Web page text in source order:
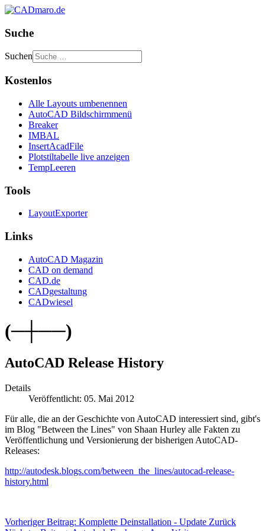
Suche
Suchen
Kostenlos
Alle Layouts umbenennen
AutoCAD Bildschirmmenü
Breaker
IMBAL
InsertAcadFile
Plotstiltabelle live anzeigen
TempLeeren
Tools
LayoutExporter
Links
AutoCAD Magazin
CAD on demand
CAD.de
CADgestaltung
CADwiesel
(─┼──)
AutoCAD Release History
Details
Veröffentlicht: 05. Mai 2012
Für alle, die an der Geschichte von AutoCAD interessiert sind, gibt's
im Blog "Between the Lines" von Shaan Hurley alle Fakten zu
Veröffentlichung und Versionierung der bisherigen AutoCAD-
Releases:
http://autodesk.blogs.com/between_the_lines/autocad-release-
history.html
Vorheriger Beitrag: Komplette Deinstallation - Update Zurück